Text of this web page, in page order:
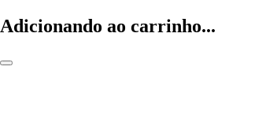
Adicionando ao carrinho...